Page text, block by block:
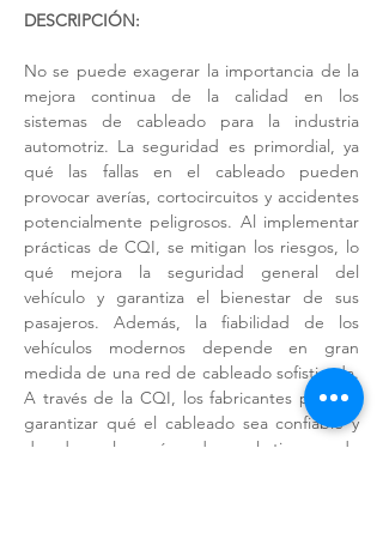
DESCRIPCIÓN:
No se puede exagerar la importancia de la
mejora continua de la calidad en los
sistemas de cableado para la industria
automotriz. La seguridad es primordial, ya
qué las fallas en el cableado pueden
provocar averías, cortocircuitos y accidentes
potencialmente peligrosos. Al implementar
prácticas de CQI, se mitigan los riesgos, lo
qué mejora la seguridad general del
vehículo y garantiza el bienestar de sus
pasajeros. Además, la fiabilidad de los
vehículos modernos depende en gran
medida de una red de cableado sofisticada.
A través de la CQI, los fabricantes pueden
garantizar qué el cableado sea confiable y
duradero, lo qué reduce el tiempo de